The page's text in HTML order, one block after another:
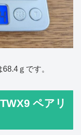
ｇです。
ペアリ